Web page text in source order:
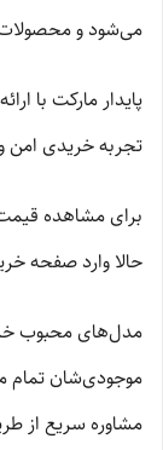
می‌شود و
پایدار مارکت با
تجربه خریدی امن
برای مشاهده
حالا وارد صفحه
مدل‌های محبوب
موجودی‌شان تمام
مشاوره سریع از